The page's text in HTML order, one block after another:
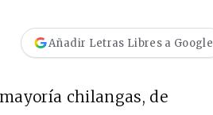
Añadir Letras Libres a Google
chilangas, de